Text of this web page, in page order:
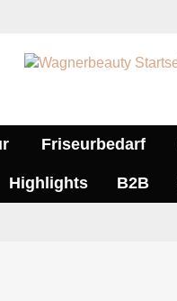
Friseurbedarf
Highlights B2B